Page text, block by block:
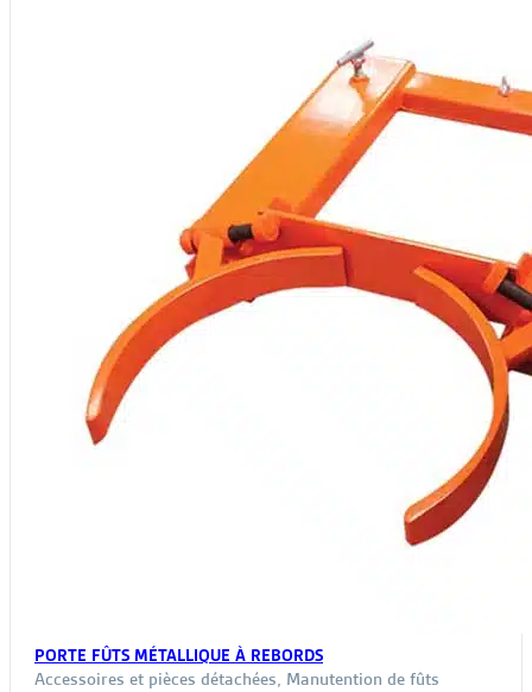
PORTE FÛTS MÉTALLIQUE À REBORDS
Accessoires et pièces détachées, Manutention de fûts